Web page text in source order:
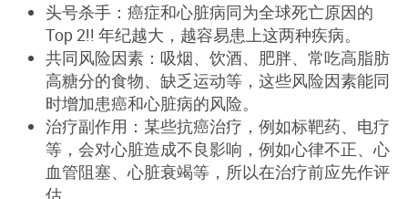
小贴士‧「家」资源
头号杀手：癌症和心脏病同为全球死亡原因的
Top 2!! 年纪越大，越容易患上这两种疾病。
共同风险因素：吸烟、饮酒、肥胖、常吃高脂肪
高糖分的食物、缺乏运动等，这些风险因素能同
时增加患癌和心脏病的风险。
治疗副作用：某些抗癌治疗，例如标靶药、电疗
等，会对心脏造成不良影响，例如心律不正、心
血管阻塞、心脏衰竭等，所以在治疗前应先作评
估。